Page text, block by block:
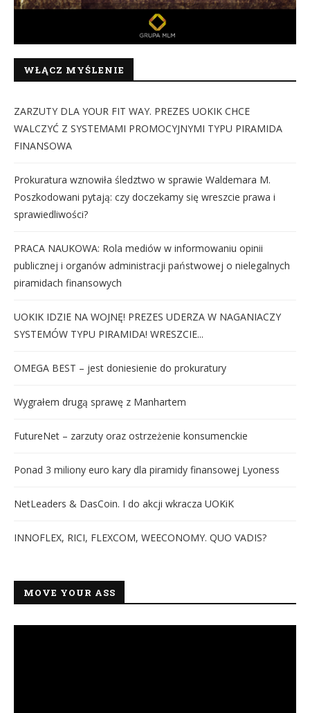
WŁĄCZ MYŚLENIE
ZARZUTY DLA YOUR FIT WAY. PREZES UOKIK CHCE
WALCZYĆ Z SYSTEMAMI PROMOCYJNYMI TYPU PIRAMIDA
FINANSOWA
Prokuratura wznowiła śledztwo w sprawie Waldemara M.
Poszkodowani pytają: czy doczekamy się wreszcie prawa i
sprawiedliwości?
PRACA NAUKOWA: Rola mediów w informowaniu opinii
publicznej i organów administracji państwowej o nielegalnych
piramidach finansowych
UOKIK IDZIE NA WOJNĘ! PREZES UDERZA W NAGANIACZY
SYSTEMÓW TYPU PIRAMIDA! WRESZCIE...
OMEGA BEST – jest doniesienie do prokuratury
Wygrałem drugą sprawę z Manhartem
FutureNet – zarzuty oraz ostrzeżenie konsumenckie
Ponad 3 miliony euro kary dla piramidy finansowej Lyoness
NetLeaders & DasCoin. I do akcji wkracza UOKiK
INNOFLEX, RICI, FLEXCOM, WEECONOMY. QUO VADIS?
MOVE YOUR ASS